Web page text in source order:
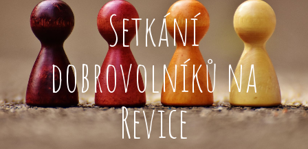
Setkání
dobrovolníků na
Revice